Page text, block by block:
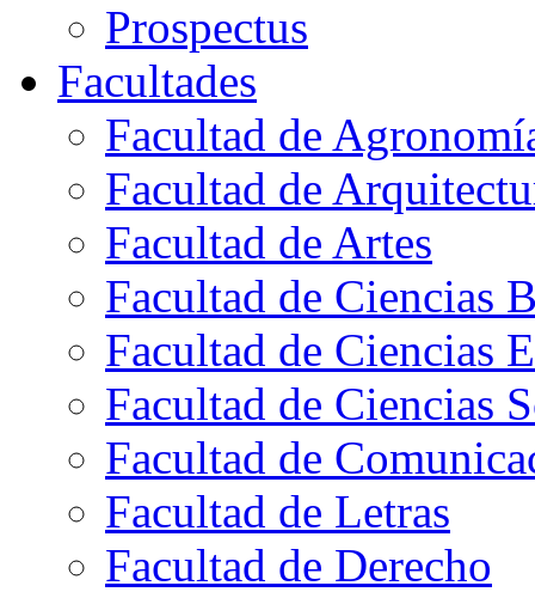
Prospectus
Facultades
Facultad de
Facultad de
Facultad de Artes
Facultad de Ciencias
Facultad de Ciencias
Facultad de Ciencias
Facultad de
Facultad de Letras
Facultad de Derecho